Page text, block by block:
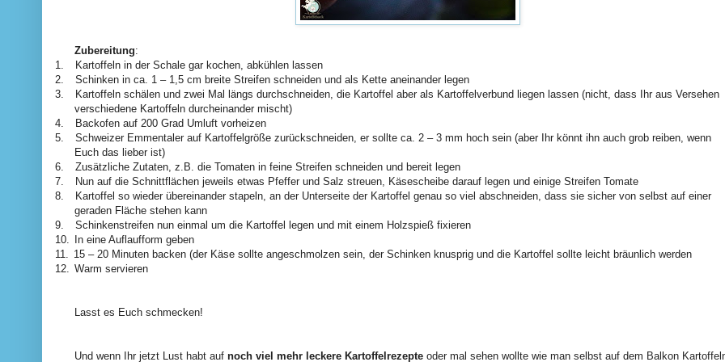
Zubereitung:
1.
Kartoffeln in der Schale gar kochen, abkühlen lassen
2.
Schinken in ca. 1 – 1,5 cm breite Streifen schneiden und als Kette aneinander legen
3.
Kartoffeln schälen und zwei Mal längs durchschneiden, die Kartoffel aber als Kartoffelverbund liegen lassen (nicht, dass Ihr aus Versehen
verschiedene Kartoffeln durcheinander mischt)
4.
Backofen auf 200 Grad Umluft vorheizen
5.
Schweizer Emmentaler auf Kartoffelgröße zurückschneiden, er sollte ca. 2 – 3 mm hoch sein (aber Ihr könnt ihn auch grob reiben, wenn
Euch das lieber ist)
6.
Zusätzliche Zutaten, z.B. die Tomaten in feine Streifen schneiden und bereit legen
7.
Nun auf die Schnittflächen jeweils etwas Pfeffer und Salz streuen, Käsescheibe darauf legen und einige Streifen Tomate
8.
Kartoffel so wieder übereinander stapeln, an der Unterseite der Kartoffel genau so viel abschneiden, dass sie sicher von selbst auf einer
geraden Fläche stehen kann
9.
Schinkenstreifen nun einmal um die Kartoffel legen und mit einem Holzspieß fixieren
10.
In eine Auflaufform geben
11.
15 – 20 Minuten backen (der Käse sollte angeschmolzen sein, der Schinken knusprig und die Kartoffel sollte leicht bräunlich werden
12.
Warm servieren
Lasst es Euch schmecken!
Und wenn Ihr jetzt Lust habt auf noch viel mehr leckere Kartoffelrezepte oder mal sehen wollte wie man selbst auf dem Balkon